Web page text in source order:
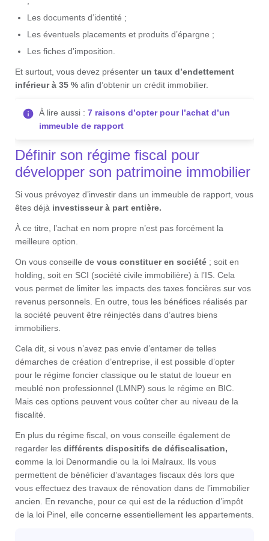
Les documents d’identité ;
Les éventuels placements et produits d’épargne ;
Les fiches d’imposition.
Et surtout, vous devez présenter un taux d’endettement
inférieur à 35 % afin d’obtenir un crédit immobilier.
À lire aussi : 7 raisons d’opter pour l’achat d’un
immeuble de rapport
Définir son régime fiscal pour
développer son patrimoine immobilier
Si vous prévoyez d’investir dans un immeuble de rapport, vous
êtes déjà investisseur à part entière.
À ce titre, l’achat en nom propre n’est pas forcément la
meilleure option.
On vous conseille de vous constituer en société ; soit en
holding, soit en SCI (société civile immobilière) à l’IS. Cela
vous permet de limiter les impacts des taxes foncières sur vos
revenus personnels. En outre, tous les bénéfices réalisés par
la société peuvent être réinjectés dans d’autres biens
immobiliers.
Cela dit, si vous n’avez pas envie d’entamer de telles
démarches de création d’entreprise, il est possible d’opter
pour le régime foncier classique ou le statut de loueur en
meublé non professionnel (LMNP) sous le régime en BIC.
Mais ces options peuvent vous coûter cher au niveau de la
fiscalité.
En plus du régime fiscal, on vous conseille également de
regarder les différents dispositifs de défiscalisation,
comme la loi Denormandie ou la loi Malraux. Ils vous
permettent de bénéficier d’avantages fiscaux dès lors que
vous effectuez des travaux de rénovation dans de l’immobilier
ancien. En revanche, pour ce qui est de la réduction d’impôt
de la loi Pinel, elle concerne essentiellement les appartements.